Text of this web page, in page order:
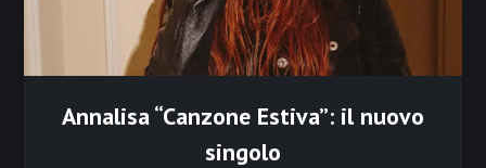
Annalisa “Canzone Estiva”: il nuovo
singolo